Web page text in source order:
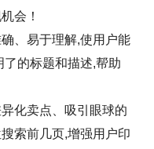
会！
、易于理解,使用户能
的标题和描述,帮助
化卖点、吸引眼球的
索前几页,增强用户印